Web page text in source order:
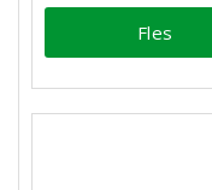
Fles